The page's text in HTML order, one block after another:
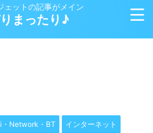
ェットの記事がメイン
まったり♪
・Network・BT インターネット